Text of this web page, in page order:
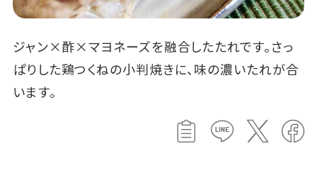
ジャン×酢×マヨネーズを融合したたれです。さっ
ぱりした鶏つくねの小判焼きに、味の濃いたれが合
います。